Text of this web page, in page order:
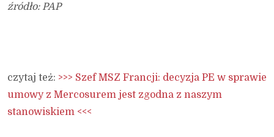
źródło: PAP
czytaj też: >>> Szef MSZ Francji: decyzja PE w sprawie
umowy z Mercosurem jest zgodna z naszym
stanowiskiem <<<